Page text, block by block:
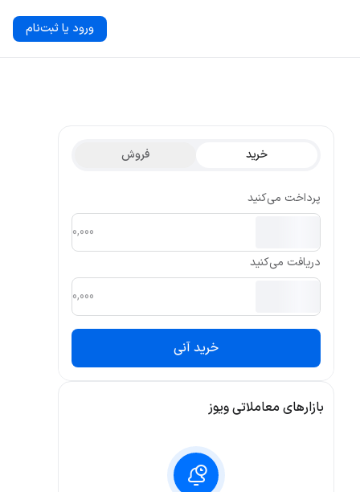
ورود یا ثبت‌نام
خرید فروش
پرداخت می‌کنید
دریافت می‌کنید
خرید آنی
بازارهای معاملاتی ویوز